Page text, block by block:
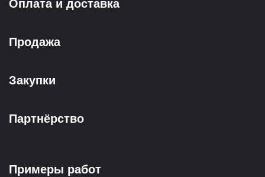
Оплата и доставка
Продажа
Закупки
Партнёрство
Примеры работ